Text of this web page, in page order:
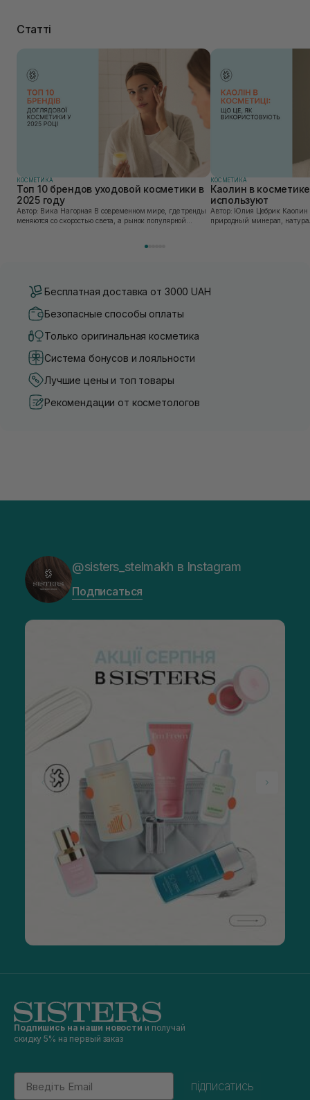
Статті
КОСМЕТИКА
Топ 10 брендов уходовой косметики в
2025 году
Автор: Вика Нагорная В современном мире, где тренды
меняются со скоростью света, а рынок популярной
КОСМЕТИКА
Каолин в
используют
Автор: Юлия Цебрик Каолин в косметологии – это
природный минерал,
Бесплатная доставка от 3000 UAH
Безопасные способы оплаты
Только оригинальная косметика
Система бонусов и лояльности
Лучшие цены и топ товары
Рекомендации от косметологов
@sisters_stelmakh в Instagram
Подписаться
Подпишись на наши новости и получай
скидку 5% на первый заказ
Email
підписатись